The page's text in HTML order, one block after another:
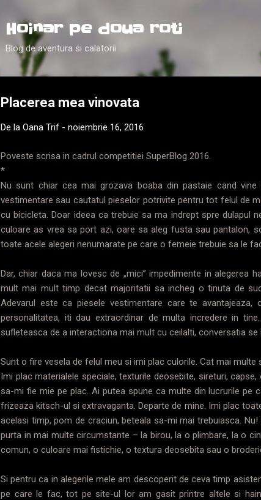
Hoinar pe doua roti
Blog de aventura si calatorii
Placerea mea vinovata
De la Oana Trif - noiembrie 16, 2016
Poveste scrisa in cadrul competitiei SuperBlog 2016.
*
Nu sunt chiar cea mai grozava boaba din pastaie cand
vestimentare sau cautatul pieselor potrivite pentru tot felul de
cu bicicleta. Doar ideea ca trebuie sa ma indrept spre dulapul
culoare as vrea sa port azi, oare sa aleg fusta sau pantalon,
toate acele alegeri nenumarate pe care o femeie trebuie sa le
Dar, chiar daca ma lovesc de „mici” impedimente in alegerea
mult mai mult timp decat majoritatii sa incheg o tinuta de
Adevarul este ca piesele vestimentare care te
personalitatea, iti dau extraordinar de multa incredere in
sufleteasca de a interactiona mai mult cu ceilalti, conversatia se
Sunt o fire vesela de felul meu si imi plac culorile. Cat mai
Imi plac materialele speciale, texturile deosebite, sireturi,
sa-mi fie mie pe plac. Ai putea spune ca multe din lucrurile
frizeaza kitsch-ul si extravaganta. Departe de mine. Imi plac
acelasi timp, pom de craciun, beteala sa-mi mai trebuiasca.
purta in mai multe circumstante – la birou, la o plimbare, la o
comun, o culoare mai fistichie, o textura deosebita sau o
Si pentru ca in alegerile mele am descoperit de ceva timp
pe care le fac, tot pe site-ul lor am gasit printre altele si